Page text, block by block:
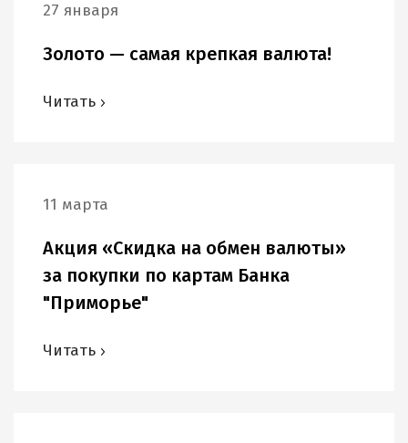
27 января
Золото — самая крепкая валюта!
Читать
11 марта
Акция «Скидка на обмен валюты»
за покупки по картам Банка
"Приморье"
Читать